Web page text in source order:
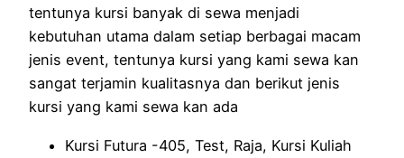
tentunya kursi banyak di sewa menjadi
kebutuhan utama dalam setiap berbagai macam
jenis event, tentunya kursi yang kami sewa kan
sangat terjamin kualitasnya dan berikut jenis
kursi yang kami sewa kan ada
Kursi Futura -405, Test, Raja, Kursi Kuliah